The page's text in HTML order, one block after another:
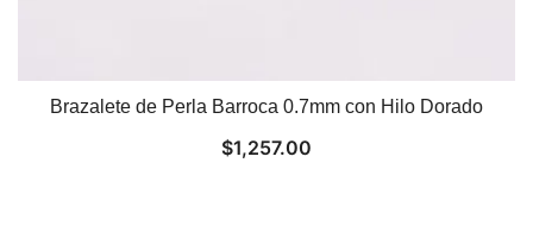
Brazalete de Perla Barroca 0.7mm con Hilo Dorado
$1,257.00